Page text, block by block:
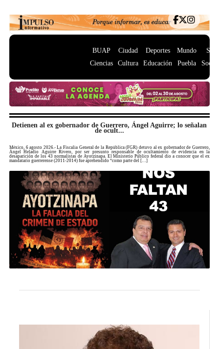
BUAP
Ciencias
Ciudad
Cultura
Deportes
Educación
Mundo
Puebla
Detienen al ex gobernador de Guerrero, Ángel Aguirre; lo señalan
de ocult...
México, 6 agosto 2026.- La Fiscalía General de la República (FGR) detuvo al ex gobernador de Guerrero,
Ángel Heladio Aguirre Rivero, por ser presunto responsable de ocultamiento de evidencia en la
desaparición de los 43 normalistas de Ayotzinapa. El Ministerio Público federal dio a conocer que el ex
mandatario guerrerense (2011-2014) fue aprehendido “como parte del […]